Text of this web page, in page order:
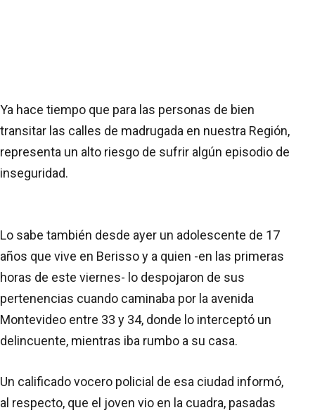
Ya hace tiempo que para las personas de bien
transitar las calles de madrugada en nuestra Región,
representa un alto riesgo de sufrir algún episodio de
inseguridad.
Lo sabe también desde ayer un adolescente de 17
años que vive en Berisso y a quien -en las primeras
horas de este viernes- lo despojaron de sus
pertenencias cuando caminaba por la avenida
Montevideo entre 33 y 34, donde lo interceptó un
delincuente, mientras iba rumbo a su casa.
Un calificado vocero policial de esa ciudad informó,
al respecto, que el joven vio en la cuadra, pasadas